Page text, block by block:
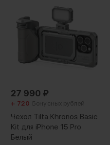
27 990 ₽
+ 720 Бонусных рублей
Чехол Tilta Khronos Basic
Kit для iPhone 15 Pro
Белый